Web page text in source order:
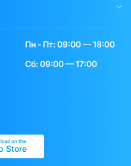
Пн - Пт: 09:00 — 18:00
Сб: 09:00 — 17:00
on the
Store